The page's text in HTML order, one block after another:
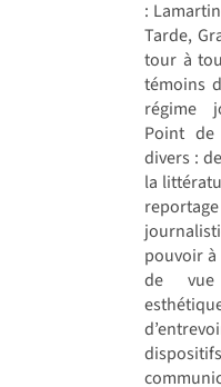
:
Tarde,
tour à
témoins
régime
Point
divers :
la
pouvoir
de vue